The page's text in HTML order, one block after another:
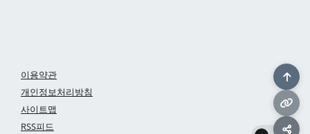
이용약관
개인정보처리방침
사이트맵
RSS피드